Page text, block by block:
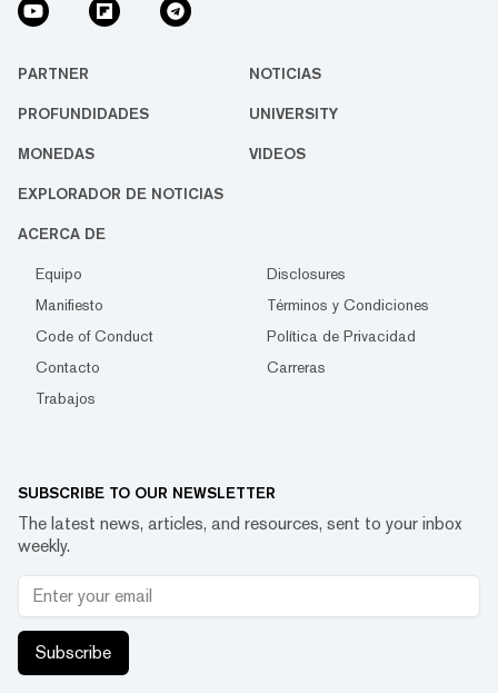
PARTNER NOTICIAS
PROFUNDIDADES UNIVERSITY
MONEDAS VIDEOS
EXPLORADOR DE NOTICIAS
ACERCA DE
Equipo
Disclosures
Manifiesto
Términos y Condiciones
Code of Conduct
Política de Privacidad
Contacto
Carreras
Trabajos
SUBSCRIBE TO OUR NEWSLETTER
The latest news, articles, and resources, sent to your inbox
weekly.
Subscribe